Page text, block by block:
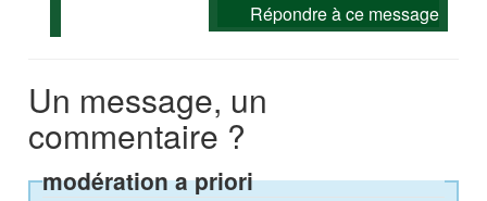
Répondre à ce message
Un message, un
commentaire ?
modération a priori